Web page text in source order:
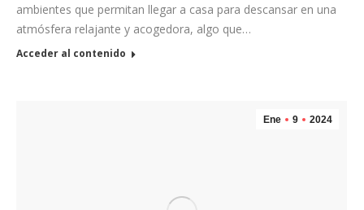
ambientes que permitan llegar a casa para descansar en una
atmósfera relajante y acogedora, algo que…
Acceder al contenido
Ene 9 2024